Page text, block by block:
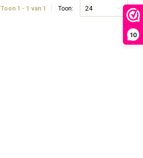
10
Toon 1 - 1 van 1 Toon: 24